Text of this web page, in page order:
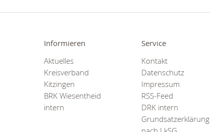
Informieren
Aktuelles
Kreisverband
Kitzingen
BRK Wiesentheid
intern
Service
Kontakt
Datenschutz
Impressum
RSS-Feed
DRK intern
Grundsatzerklärung